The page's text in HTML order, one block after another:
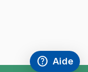
help
Accéder à
Aide
,Ce lien